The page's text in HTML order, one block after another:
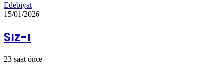
Edebiyat
15/01/2026
Sız-ı
23 saat önce